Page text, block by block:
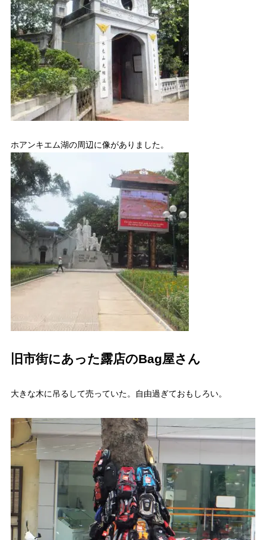
ホアンキエム湖の周辺に像がありました。
旧市街にあった露店のBag屋さん
大きな木に吊るして売っていた。自由過ぎておもしろい。